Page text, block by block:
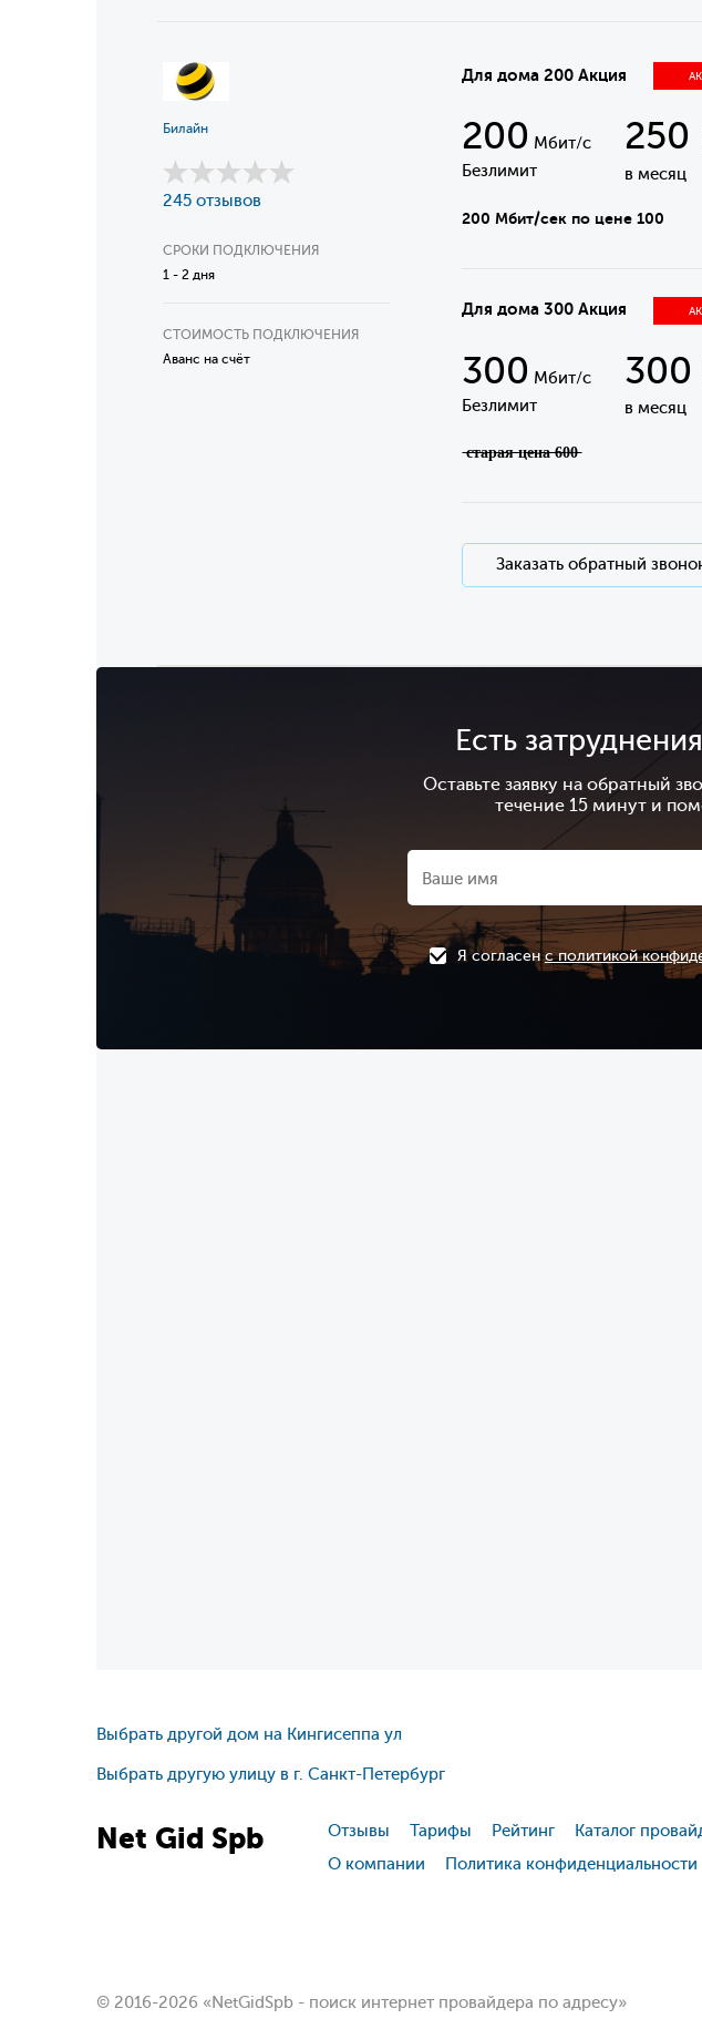
Билайн
245 отзывов
СРОКИ ПОДКЛЮЧЕНИЯ
1 - 2 дня
СТОИМОСТЬ ПОДКЛЮЧЕНИЯ
Аванс на счёт
Для дома 200 Акция
200 Мбит/с
Безлимит
250
в месяц
200 Мбит/сек по цене 100
Для дома 300 Акция
300 Мбит/с
Безлимит
300
в месяц
̶с̶т̶а̶р̶а̶я̶ ̶ц̶е̶н̶а̶ ̶6̶0̶0̶
Заказать обратный
Есть
Оставьте заявку на обратный
течение 15 минут и
Я согласенс политикой
Выбрать другой дом на Кингисеппа ул
Выбрать другую улицу в г. Санкт-Петербург
Net Gid Spb Отзывы Тарифы Рейтинг Каталог
О компании
Политика конфиденциальности
© 2016-2026 «NetGidSpb - поиск интернет провайдера по адресу»